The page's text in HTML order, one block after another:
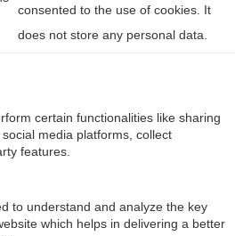
consented to the use of cookies. It
does not store any personal data.
certain functionalities like sharing
media platforms, collect
features.
to understand and analyze the key
which helps in delivering a better